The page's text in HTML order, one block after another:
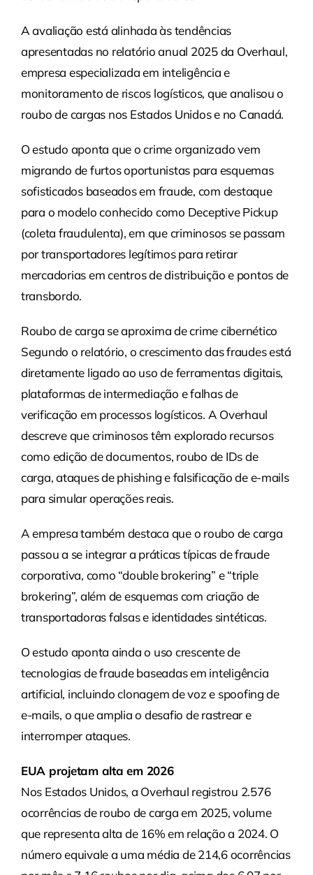
A avaliação está alinhada às tendências
apresentadas no relatório anual 2025 da Overhaul,
empresa especializada em inteligência e
monitoramento de riscos logísticos, que analisou o
roubo de cargas nos Estados Unidos e no Canadá.
O estudo aponta que o crime organizado vem
migrando de furtos oportunistas para esquemas
sofisticados baseados em fraude, com destaque
para o modelo conhecido como Deceptive Pickup
(coleta fraudulenta), em que criminosos se passam
por transportadores legítimos para retirar
mercadorias em centros de distribuição e pontos de
transbordo.
Roubo de carga se aproxima de crime cibernético
Segundo o relatório, o crescimento das fraudes está
diretamente ligado ao uso de ferramentas digitais,
plataformas de intermediação e falhas de
verificação em processos logísticos. A Overhaul
descreve que criminosos têm explorado recursos
como edição de documentos, roubo de IDs de
carga, ataques de phishing e falsificação de e-mails
para simular operações reais.
A empresa também destaca que o roubo de carga
passou a se integrar a práticas típicas de fraude
corporativa, como “double brokering” e “triple
brokering”, além de esquemas com criação de
transportadoras falsas e identidades sintéticas.
O estudo aponta ainda o uso crescente de
tecnologias de fraude baseadas em inteligência
artificial, incluindo clonagem de voz e spoofing de
e-mails, o que amplia o desafio de rastrear e
interromper ataques.
EUA projetam alta em 2026
Nos Estados Unidos, a Overhaul registrou 2.576
ocorrências de roubo de carga em 2025, volume
que representa alta de 16% em relação a 2024. O
número equivale a uma média de 214,6 ocorrências